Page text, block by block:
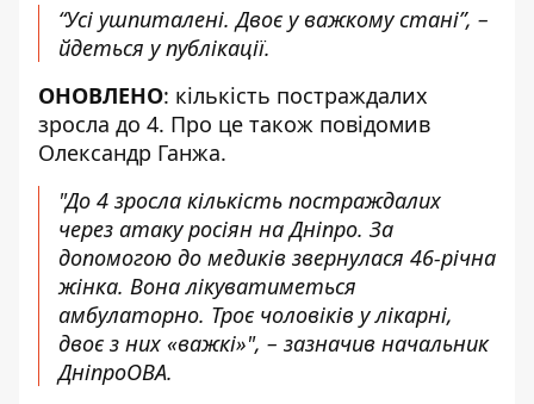
“Усі ушпиталені. Двоє у важкому стані”, –
йдеться у публікації.
ОНОВЛЕНО: кількість постраждалих
зросла до 4. Про це також повідомив
Олександр Ганжа.
"До 4 зросла кількість постраждалих
через атаку росіян на Дніпро. За
допомогою до медиків звернулася 46-річна
жінка. Вона лікуватиметься
амбулаторно. Троє чоловіків у лікарні,
двоє з них «важкі»", – зазначив начальник
ДніпроОВА.